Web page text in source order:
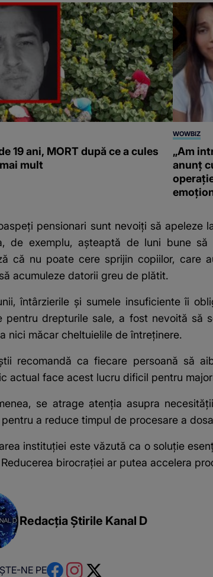
19 ani, MORT după ce a cules
mult
WOWBIZ
„Am
anunț
pensionari sunt nevoiți să apeleze
de exemplu, așteaptă de luni bune să
că nu poate cere sprijin copiilor, care
acumuleze datorii greu de plătit.
întârzierile și sumele insuficiente îi
pentru drepturile sale, a fost nevoită să
nici măcar cheltuielile de întreținere.
recomandă ca fiecare persoană să
actual face acest lucru dificil pentru
se atrage atenția asupra
a reduce timpul de procesare a
instituției este văzută ca o soluție
birocrației ar putea accelera
Redacția Știrile Kanal D
NE PE